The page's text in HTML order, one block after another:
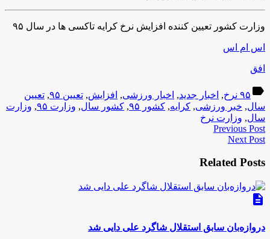
وزارت کشور تعیین کننده افزایش نرخ کرایه تاکسی ها در سال ۹۵
اس ام اس
افق
label ۹۵ نرخ , اخبار جدید, اخبار ورزشی, افزایش, تعیین ۹۵ , تعیین
سال, خبر ورزشی, کرایه, کشور ۹۵ , کشور سال, وزارت ۹۵ , وزارت
سال, وزارت نرخ
Previous Post
Next Post
Related Posts
description
دروازه‌بان سابق استقلال شاگرد علی دایی شد